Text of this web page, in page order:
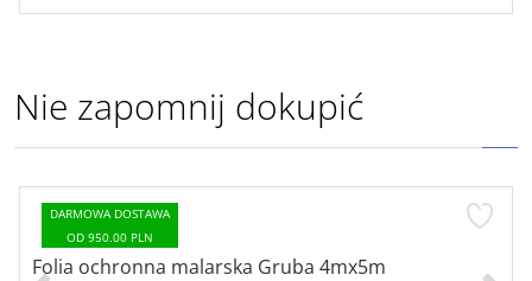
Nie zapomnij dokupić
DARMOWA DOSTAWA
OD 950.00 PLN
Folia ochronna malarska Gruba 4mx5m